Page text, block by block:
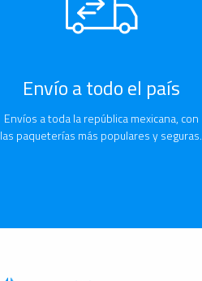
Envío a todo el país
Envíos a toda la república mexicana, con
las paqueterías más populares y seguras.